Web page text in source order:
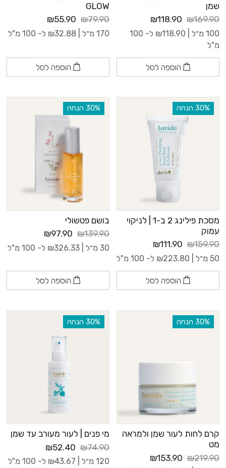
שמן
₪169.90
₪118.90
100 מ״ל | ₪118.90
ל- 100
מ"ל
הוספה לסל
GLOW
₪79.90
₪55.90
170 מ״ל | ₪32.88 ל- 100 מ"ל
הוספה לסל
‫30% הנחה
מסכת פילינג 2 ב-1 | לניקוי
עמוק
₪159.90
₪111.90
50 מ״ל | ₪223.80 ל- 100 מ"ל
הוספה לסל
‫30% הנחה
בושם פטשולי
₪139.90
₪97.90
30 מ״ל | ₪326.33 ל- 100 מ"ל
הוספה לסל
‫30% הנחה
קרם לחות לעור שמן ולמראה
מט
₪219.90
₪153.90
‫30% הנחה
מי פנים | לעור מעורב עד שמן
₪74.90
₪52.40
120 מ״ל | ₪43.67 ל- 100 מ"ל